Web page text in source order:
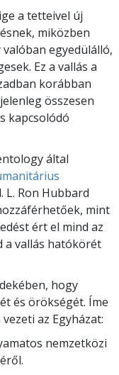
a tetteivel új
miközben
egyedülálló,
Ez a vallás a
korábban
összesen
kapcsolódó
által
Ron Hubbard
mint
ért el mind az
a vallás hatókörét
hogy
és örökségét. Íme
az Egyházat:
nemzetközi